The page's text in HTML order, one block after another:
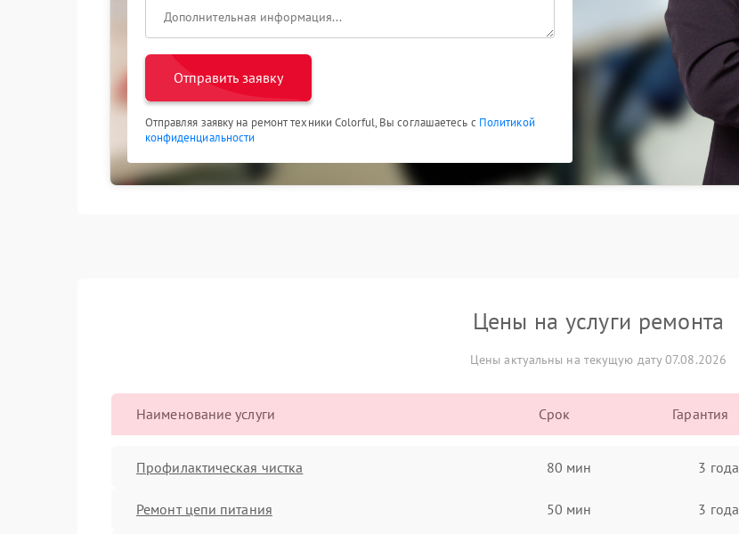
Отправить заявку
Отправляя заявку на ремонт техники Colorful, Вы соглашаетесь с Политикой
конфиденциальности
Цены на услуги ремонта
Цены актуальны на текущую дату 07.08.2026
Наименование услуги Срок Гарантия
Профилактическая чистка 80 мин 3 года
Ремонт цепи питания 50 мин 3 года